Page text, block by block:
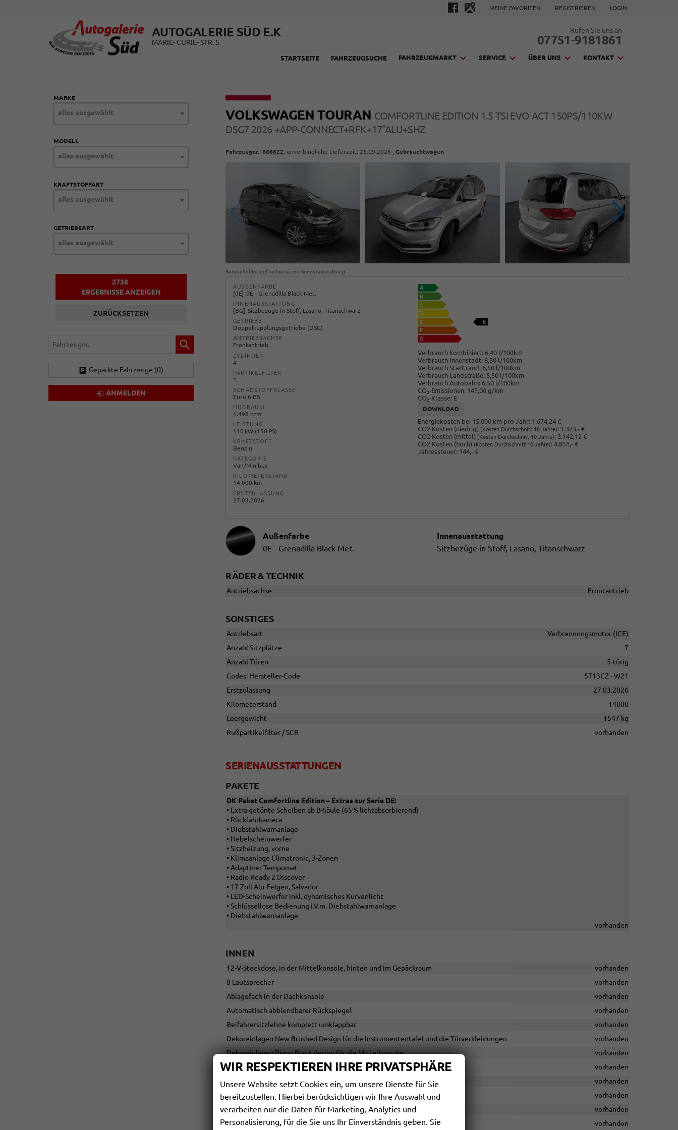
MEINE FAVORITEN REGISTRIEREN LOGIN
AUTOGALERIE SÜD E.K
MARIE- CURIE- STR. 5
Rufen Sie uns an
07751-9181861
STARTSEITE FAHRZEUGSUCHE FAHRZEUGMARKT SERVICE ÜBER UNS KONTAKT
VOLKSWAGEN TOURAN COMFORTLINE EDITION 1.5 TSI EVO ACT 150PS/110KW
DSG7 2026 +APP-CONNECT+RFK+17"ALU+SHZ
Fahrzeugnr.:866622, unverbindliche Lieferzeit: 26.09.2026 ,Gebrauchtwagen
Beispielbilder, ggf. teilweise mit Sonderausstattung
AUSSENFARBE
0E 0E - Grenadilla Black Met.
INNENAUSSTATTUNG
BG Sitzbezüge in Stoff, Lasano, Titanschwarz
GETRIEBE
Doppelkupplungsgetriebe (DSG)
ANTRIEBSACHSE
Frontantrieb
ZYLINDER
4
PARTIKELFILTER
1
SCHADSTOFFKLASSE
Euro 6 EB
HUBRAUM
1.498 ccm
LEISTUNG
110 kW (150 PS)
KRAFTSTOFF
Benzin
KATEGORIE
Van/Minibus
KILOMETERSTAND
14.000 km
ERSTZULASSUNG
27.03.2026
Verbrauch kombiniert: 6,40 l/100km
Verbrauch Innenstadt: 8,30 l/100km
Verbrauch Stadtrand: 6,50 l/100km
Verbrauch Landstraße: 5,50 l/100km
Verbrauch Autobahn: 6,50 l/100km
CO2-Emissionen: 147,00 g/km
CO2-Klasse: E
DOWNLOAD
Energiekosten bei 15.000 km pro Jahr: 1.674,24 €
CO2 Kosten (niedrig) (Kosten Durchschnitt 10 Jahre): 1.323,- €
CO2 Kosten (mittel) (Kosten Durchschnitt 10 Jahre): 3.142,12 €
CO2 Kosten (hoch) (Kosten Durchschnitt 10 Jahre): 4.851,- €
Jahressteuer: 144,- €
Außenfarbe
0E - Grenadilla Black Met.
Innenausstattung
Sitzbezüge in Stoff, Lasano, Titanschwarz
RÄDER & TECHNIK
Antriebsachse Frontantrieb
SONSTIGES
Antriebsart
Verbrennungsmotor (ICE)
Anzahl Sitzplätze
7
Anzahl Türen
5-türig
Codes: Hersteller-Code
5T13CZ - W21
Erstzulassung
27.03.2026
Kilometerstand
14000
Leergewicht
1547 kg
Rußpartikelfilter / SCR
vorhanden
SERIENAUSSTATTUNGEN
PAKETE
DK Paket Comfortline Edition – Extras zur Serie DE:
• Extra getönte Scheiben ab B-Säule (65% lichtabsorbierend)
• Rückfahrkamera
• Diebstahlwarnanlage
• Nebelscheinwerfer
• Sitzheizung, vorne
• Klimaanlage Climatronic, 3-Zonen
• Adaptiver Tempomat
• Radio Ready 2 Discover
• 17 Zoll Alu-Felgen, Salvador
• LED-Scheinwerfer inkl. dynamisches Kurvenlicht
• Schlüssellose Bedienung i.V.m. Diebstahlwarnanlage
• Diebstahlwarnanlage
vorhanden
INNEN
12-V-Steckdose, in der Mittelkonsole, hinten und im Gepäckraum
vorhanden
8 Lautsprecher
vorhanden
Ablagefach in der Dachkonsole
vorhanden
Automatisch abblendbarer Rückspiegel
vorhanden
Beifahrersitzlehne komplett umklappbar
vorhanden
Dekoreinlagen New Brushed Design für die Instrumententafel und die Türverkleidungen
vorhanden
Dekoreinlagen Piano Black design für die Mittelkonsole
vorhanden
Digital Cockpit
vorhanden
Elektrische Fenster
vorhanden
Elektronische Parkbremse mit Auto-Hold-Funktion
vorhanden
Extra getönte Scheiben ab B-Säule (65% lichtabsorbierend)
vorhanden
Handschuhfach mit Kühlfunktion und Beleuchtung
vorhanden
MARKE
alles ausgewählt
MODELL
alles ausgewählt
KRAFTSTOFFART
alles ausgewählt
GETRIEBEART
alles ausgewählt
2738
ERGEBNISSE ANZEIGEN
ZURÜCKSETZEN
Fahrzeugnr.
Geparkte Fahrzeuge (0)
ANMELDEN
WIR RESPEKTIEREN IHRE PRIVATSPHÄRE
Unsere Website setzt Cookies ein, um unsere Dienste für Sie
bereitzustellen. Hierbei berücksichtigen wir Ihre Auswahl und
verarbeiten nur die Daten für Marketing, Analytics und
Personalisierung, für die Sie uns Ihr Einverständnis geben. Sie